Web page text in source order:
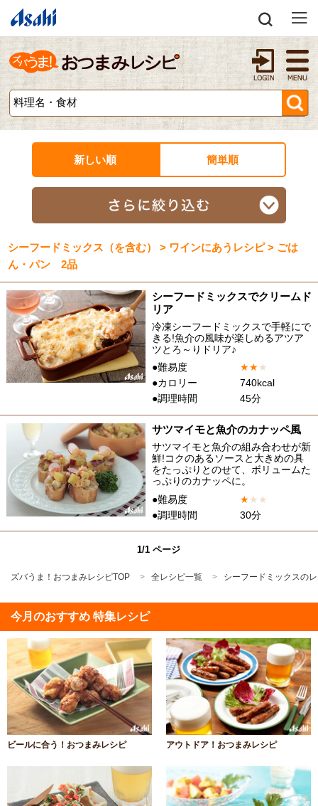
新しい順 簡単順
シーフードミックス（を含む） > ワインにあうレシピ > ごは
ん・パン 2品
シーフードミックスでクリームド
リア
冷凍シーフードミックスで手軽にで
きる!魚介の風味が楽しめるアツア
ツとろ～りドリア♪
●難易度
★★★
●カロリー
740kcal
●調理時間
45分
サツマイモと魚介のカナッペ風
サツマイモと魚介の組み合わせが新
鮮!コクのあるソースと大きめの具
をたっぷりとのせて、ボリュームた
っぷりのカナッペに。
●難易度
★★ ★
●調理時間
30分
1/1 ページ
ズバうま！おつまみレシピTOP 全レシピ一覧 シーフードミックスの
今月のおすすめ 特集レシピ
ビールに合う！おつまみレシピ アウトドア！おつまみレシピ